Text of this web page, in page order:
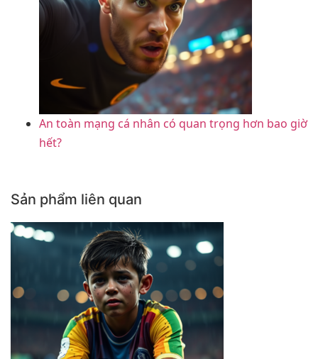
An toàn mạng cá nhân có quan trọng hơn bao giờ
hết?
Sản phẩm liên quan